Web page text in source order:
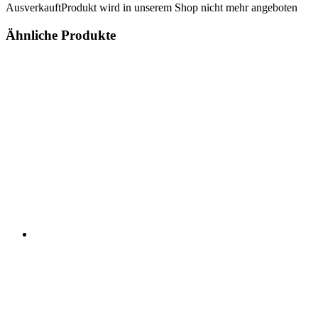
AusverkauftProdukt wird in unserem Shop nicht mehr angeboten
Ähnliche Produkte